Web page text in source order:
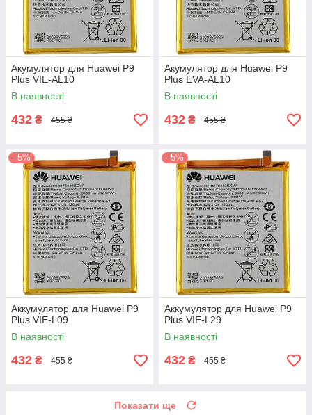
Акумулятор для Huawei P9
Plus VIE-AL10
В наявності
432 ₴ 455 ₴
Акумулятор для Huawei P9
Plus EVA-AL10
В наявності
432 ₴ 455 ₴
–5%
Аккумулятор для Huawei P9
Plus VIE-L09
В наявності
432 ₴ 455 ₴
–5%
Аккумулятор для Huawei P9
Plus VIE-L29
В наявності
432 ₴ 455 ₴
Показати ще